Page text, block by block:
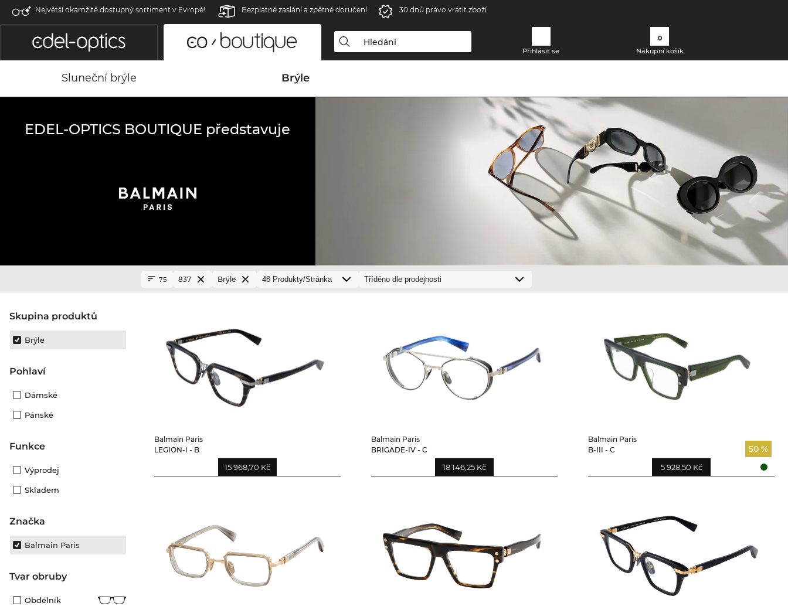
Největší okamžitě dostupný sortiment v Evropě! Bezplatné zaslání a zpětné doručení 30 dnů právo vrátit zboží
Přihlásit se
0
Nákupní košík
Sluneční brýle Brýle
EDEL-OPTICS BOUTIQUE představuje
Skupina produktů
Brýle
Pohlaví
Dámské
Pánské
Funkce
Výprodej
Skladem
Značka
Balmain Paris
Tvar obruby
Obdélník
75 837 Brýle
Balmain Paris
LEGION-I - B
15 968,70 Kč
Balmain Paris
BRIGADE-IV - C
18 146,25 Kč
Balmain Paris
B-III - C
50 %
5 928,50 Kč